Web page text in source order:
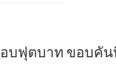
บฟุตบาท ขอบคั